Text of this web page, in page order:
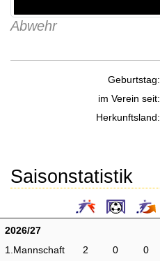
Abwehr
Geburtstag:
im Verein seit:
Herkunftsland:
Saisonstatistik
2026/27
1.Mannschaft
2 0 0